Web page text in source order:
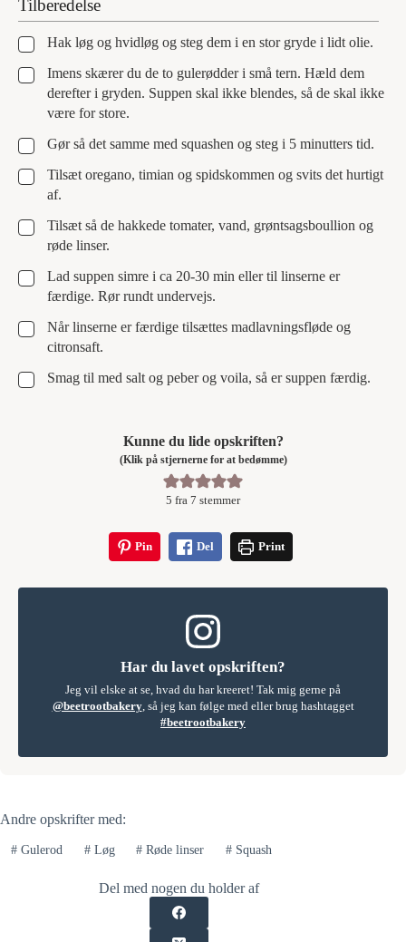
Tilberedelse
▢
Hak løg og hvidløg og steg dem i en stor gryde i lidt olie.
▢
Imens skærer du de to gulerødder i små tern. Hæld dem
derefter i gryden. Suppen skal ikke blendes, så de skal ikke
være for store.
▢
Gør så det samme med squashen og steg i 5 minutters tid.
▢
Tilsæt oregano, timian og spidskommen og svits det hurtigt
af.
▢
Tilsæt så de hakkede tomater, vand, grøntsagsboullion og
røde linser.
▢
Lad suppen simre i ca 20-30 min eller til linserne er
færdige. Rør rundt undervejs.
▢
Når linserne er færdige tilsættes madlavningsfløde og
citronsaft.
▢
Smag til med salt og peber og voila, så er suppen færdig.
Kunne du lide opskriften?
(Klik på stjernerne for at bedømme)
5 fra 7 stemmer
Pin Del Print
Har du lavet opskriften?
Jeg vil elske at se, hvad du har kreeret! Tak mig gerne på
@beetrootbakery, så jeg kan følge med eller brug hashtagget
#beetrootbakery
Andre opskrifter med:
#Gulerod #Løg # Røde linser # Squash
Del med nogen du holder af